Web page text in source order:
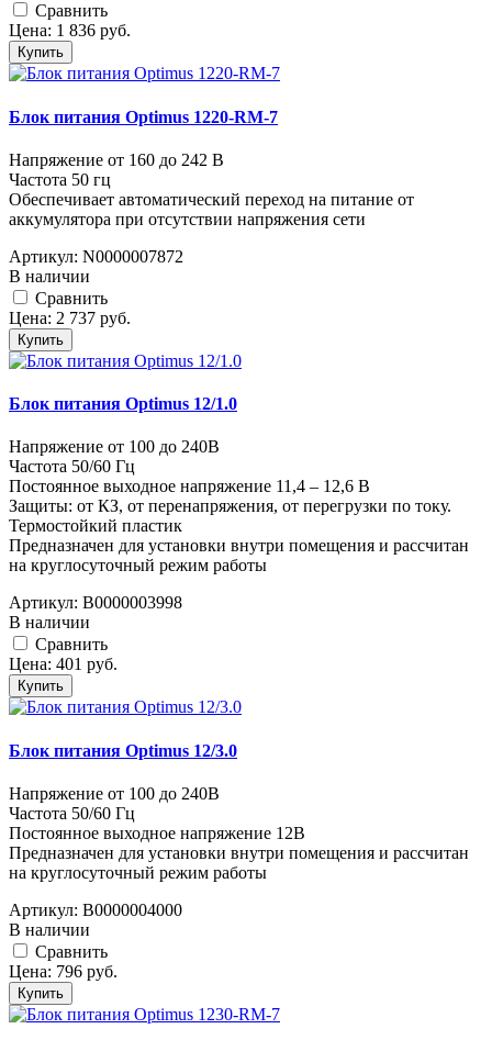
Cравнить
Цена: 1 836 руб.
Купить
Блок питания Optimus 1220-RM-7
Напряжение от 160 до 242 В
Частота 50 гц
Обеспечивает автоматический переход на питание от
аккумулятора при отсутствии напряжения сети
Артикул: N0000007872
В наличии
Cравнить
Цена: 2 737 руб.
Купить
Блок питания Optimus 12/1.0
Напряжение от 100 до 240В
Частота 50/60 Гц
Постоянное выходное напряжение 11,4 – 12,6 В
Защиты: от КЗ, от перенапряжения, от перегрузки по току.
Термостойкий пластик
Предназначен для установки внутри помещения и рассчитан
на круглосуточный режим работы
Артикул: В0000003998
В наличии
Cравнить
Цена: 401 руб.
Купить
Блок питания Optimus 12/3.0
Напряжение от 100 до 240В
Частота 50/60 Гц
Постоянное выходное напряжение 12В
Предназначен для установки внутри помещения и рассчитан
на круглосуточный режим работы
Артикул: В0000004000
В наличии
Cравнить
Цена: 796 руб.
Купить